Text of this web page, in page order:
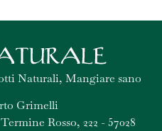
Naturali, Mangiare sano
Grimelli
Rosso, 222 - 57028